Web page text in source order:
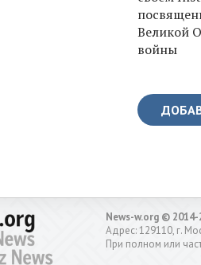
Великой
войны
News-w.org © 2014-
Адрес: 129110, г.
При полном или